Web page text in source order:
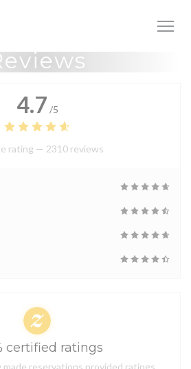
choices
4.7 /5
rating — 2310 reviews
certified ratings
made reservations provided ratings